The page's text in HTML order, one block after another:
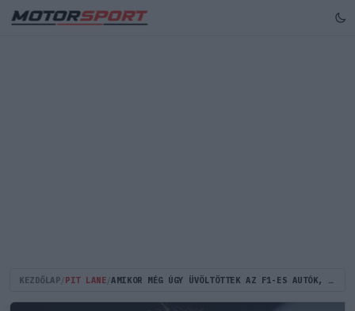
KEZDŐLAP PIT LANE / AMIKOR MÉG ÚGY ÜVÖLTÖTTEK AZ F1-ES AUTÓK, HOGY MEGKÖNNYEZTÜK